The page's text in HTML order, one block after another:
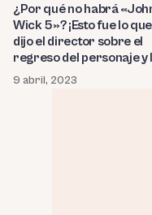
¿Por qué no habrá
Wick 5»? ¡Esto fue lo que
dijo el director sobre el
regreso del personaje y
condiciones que puso
Keanu Reeves para una
9 abril, 2023